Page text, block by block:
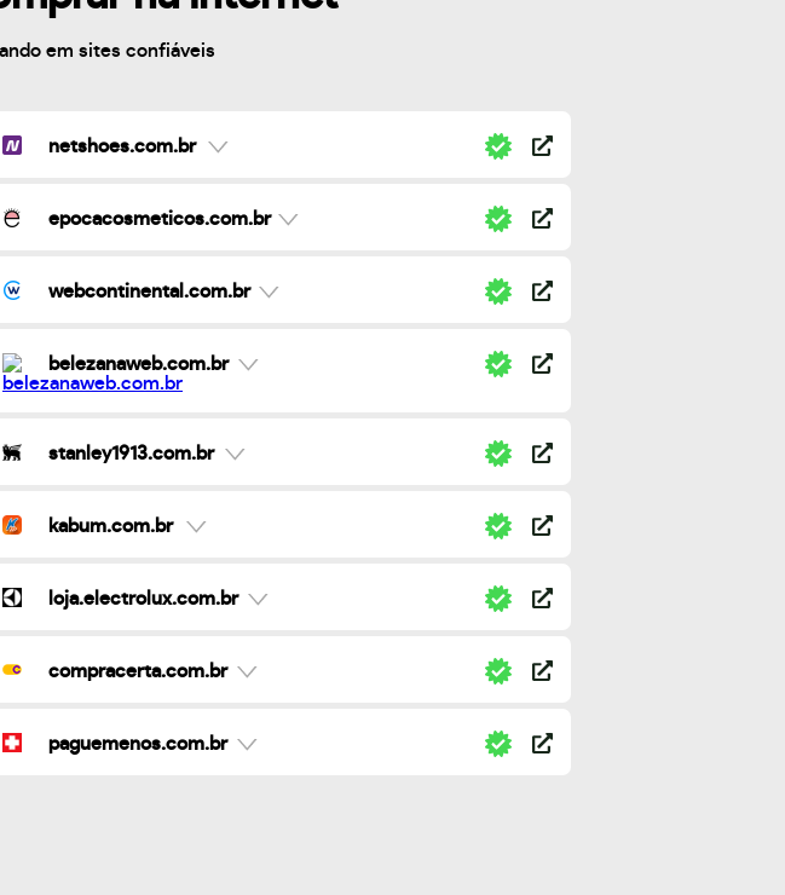
em sites confiáveis
netshoes.com.br
epocacosmeticos.com.br
webcontinental.com.br
belezanaweb.com.br
stanley1913.com.br
kabum.com.br
loja.electrolux.com.br
compracerta.com.br
paguemenos.com.br